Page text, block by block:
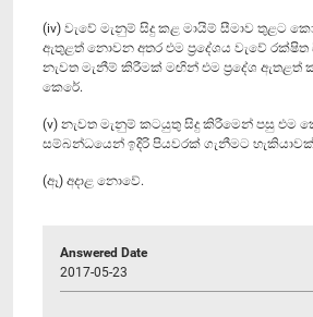
(iv) වැවේ මැනුම් සිදු කළ මායිම් සීමාව තුළට
ඇතුළත් නොවන අතර එම ප්‍රදේශය වැවේ රක්ෂිත
නැවත මැනීම් කිරීමක් මඟින් එම ප්‍රදේශ ඇතළත්
‍කෙරේ.
(v) නැවත මැනුම් කටයුතු සිදු කිරීමෙන් පසු එම
සම්බන්ධයෙන් ඉදිරි පියවරක් ගැනීමට
(ඈ) අදාළ නොවේ.
Answered Date
2017-05-23